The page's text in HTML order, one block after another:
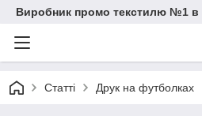
Виробник промо текстилю №1 в
Статті Друк на футболках